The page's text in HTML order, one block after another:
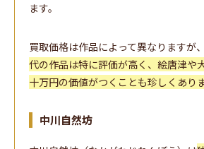
ます。
買取価格は作品によって異なりますが、
代の作品は特に評価が高く、絵唐津や
十万円の価値がつくことも珍しくあり
中川自然坊